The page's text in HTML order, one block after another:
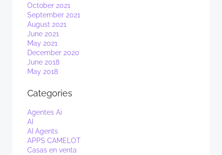
October 2021
September 2021
August 2021
June 2021
May 2021
December 2020
June 2018
May 2018
Categories
Agentes Ai
AI
AI Agents
APPS CAMELOT
Casas en venta